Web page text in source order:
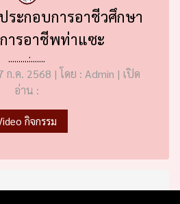
ะกอบการอาชีวศึกษา
ารอาชีพท่าแซะ
..........:.......
.ค. 2568 | โดย : Admin | เปิด
อ่าน :
กิจกรรม